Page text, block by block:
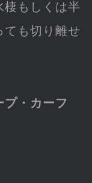
もしくは半
も切り離せ
プ・カーフ